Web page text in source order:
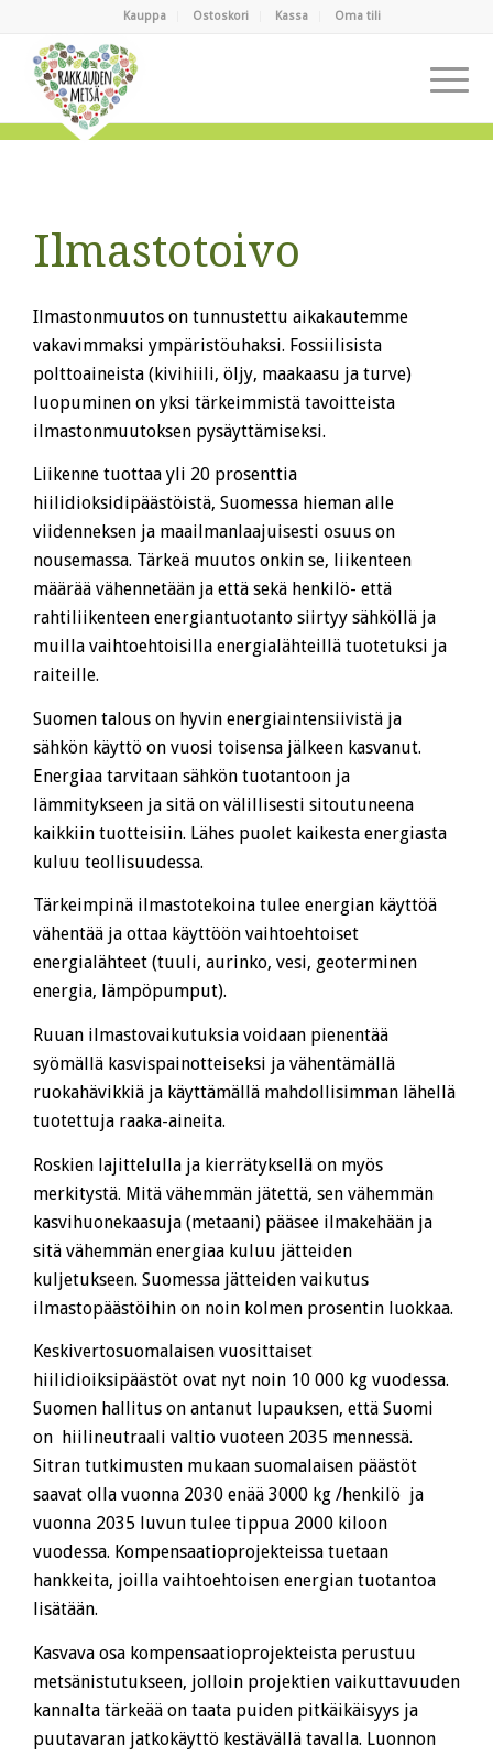
Kauppa Ostoskori Kassa Oma tili
Ilmastotoivo
Ilmastonmuutos on tunnustettu aikakautemme
vakavimmaksi ympäristöuhaksi. Fossiilisista
polttoaineista (kivihiili, öljy, maakaasu ja turve)
luopuminen on yksi tärkeimmistä tavoitteista
ilmastonmuutoksen pysäyttämiseksi.
Liikenne tuottaa yli 20 prosenttia
hiilidioksidipäästöistä, Suomessa hieman alle
viidenneksen ja maailmanlaajuisesti osuus on
nousemassa. Tärkeä muutos onkin se, liikenteen
määrää vähennetään ja että sekä henkilö- että
rahtiliikenteen energiantuotanto siirtyy sähköllä ja
muilla vaihtoehtoisilla energialähteillä tuotetuksi ja
raiteille.
Suomen talous on hyvin energiaintensiivistä ja
sähkön käyttö on vuosi toisensa jälkeen kasvanut.
Energiaa tarvitaan sähkön tuotantoon ja
lämmitykseen ja sitä on välillisesti sitoutuneena
kaikkiin tuotteisiin. Lähes puolet kaikesta energiasta
kuluu teollisuudessa.
Tärkeimpinä ilmastotekoina tulee energian käyttöä
vähentää ja ottaa käyttöön vaihtoehtoiset
energialähteet (tuuli, aurinko, vesi, geoterminen
energia, lämpöpumput).
Ruuan ilmastovaikutuksia voidaan pienentää
syömällä kasvispainotteiseksi ja vähentämällä
ruokahävikkiä ja käyttämällä mahdollisimman lähellä
tuotettuja raaka-aineita.
Roskien lajittelulla ja kierrätyksellä on myös
merkitystä. Mitä vähemmän jätettä, sen vähemmän
kasvihuonekaasuja (metaani) pääsee ilmakehään ja
sitä vähemmän energiaa kuluu jätteiden
kuljetukseen. Suomessa jätteiden vaikutus
ilmastopäästöihin on noin kolmen prosentin luokkaa.
Keskivertosuomalaisen vuosittaiset
hiilidioiksipäästöt ovat nyt noin 10 000 kg vuodessa.
Suomen hallitus on antanut lupauksen, että Suomi
on hiilineutraali valtio vuoteen 2035 mennessä.
Sitran tutkimusten mukaan suomalaisen päästöt
saavat olla vuonna 2030 enää 3000 kg /henkilö ja
vuonna 2035 luvun tulee tippua 2000 kiloon
vuodessa. Kompensaatioprojekteissa tuetaan
hankkeita, joilla vaihtoehtoisen energian tuotantoa
lisätään.
Kasvava osa kompensaatioprojekteista perustuu
metsänistutukseen, jolloin projektien vaikuttavuuden
kannalta tärkeää on taata puiden pitkäikäisyys ja
puutavaran jatkokäyttö kestävällä tavalla. Luonnon